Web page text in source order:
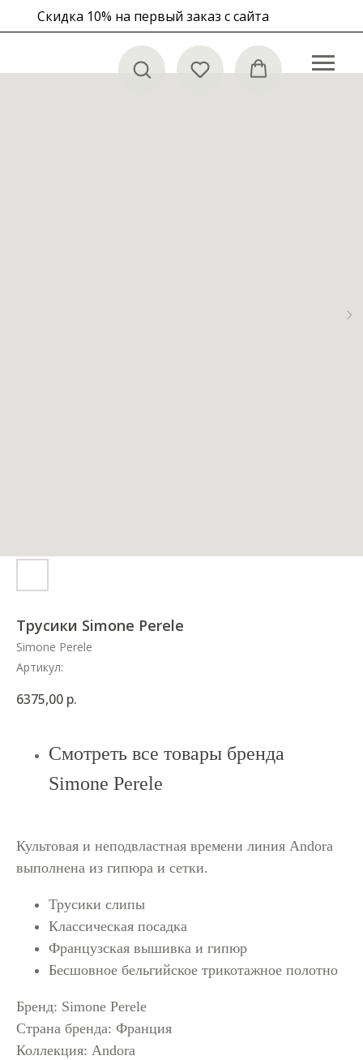
Скидка 10% на первый заказ с сайта
Трусики Simone Perele
Simone Perele
Артикул:
6375,00 р.
Смотреть все товары бренда
Simone Perele
Культовая и неподвластная времени линия Andora
выполнена из гипюра и сетки.
Трусики слипы
Классическая посадка
Французская вышивка и гипюр
Бесшовное бельгийское трикотажное полотно
Бренд: Simone Perele
Страна бренда: Франция
Коллекция: Andora